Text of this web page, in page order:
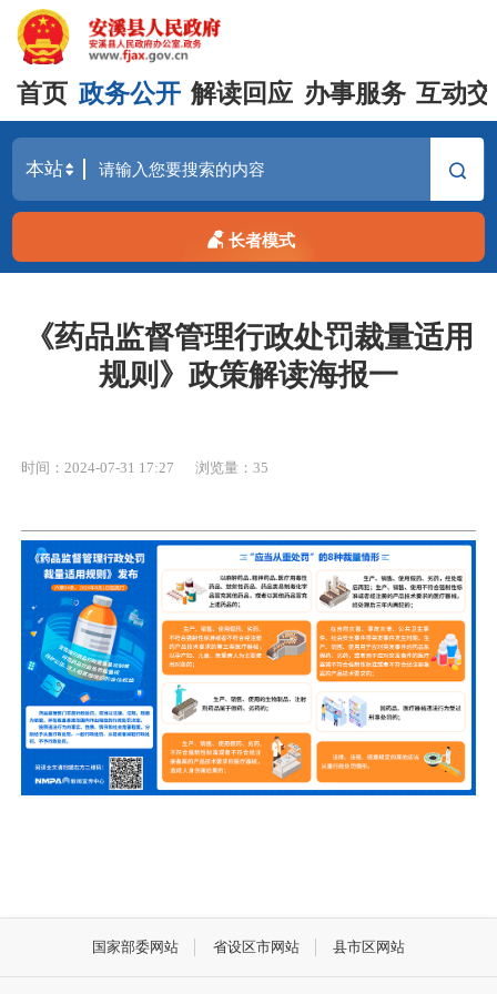
首页 政务公开 解读回应 办事服务 互动
长者模式
《药品监督管理行政处罚裁量适用
规则》政策解读海报一
时间：2024-07-31 17:27 浏览量： 35
国家部委网站 省设区市网站 县市区网站